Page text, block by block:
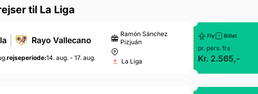
til La Liga
Rayo Vallecano
rejseperiode:14. aug. - 17. aug.
Ramón Sánchez
Pizjuán
La Liga
Fly Billet
pr. pers. fra
Kr. 2.565,-